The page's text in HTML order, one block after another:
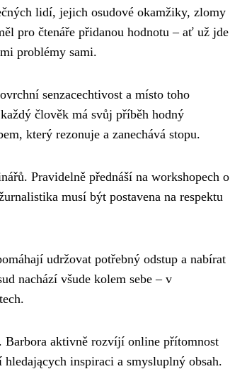
lidí, jejich osudové okamžiky, zlomy
pro čtenáře přidanou hodnotu – ať už jde
problémy sami.
senzacechtivost a místo toho
člověk má svůj příběh hodný
který rezonuje a zanechává stopu.
Pravidelně přednáší na workshopech o
musí být postavena na respektu
udržovat potřebný odstup a nabírat
nachází všude kolem sebe – v
Barbora aktivně rozvíjí online přítomnost
inspiraci a smysluplný obsah.